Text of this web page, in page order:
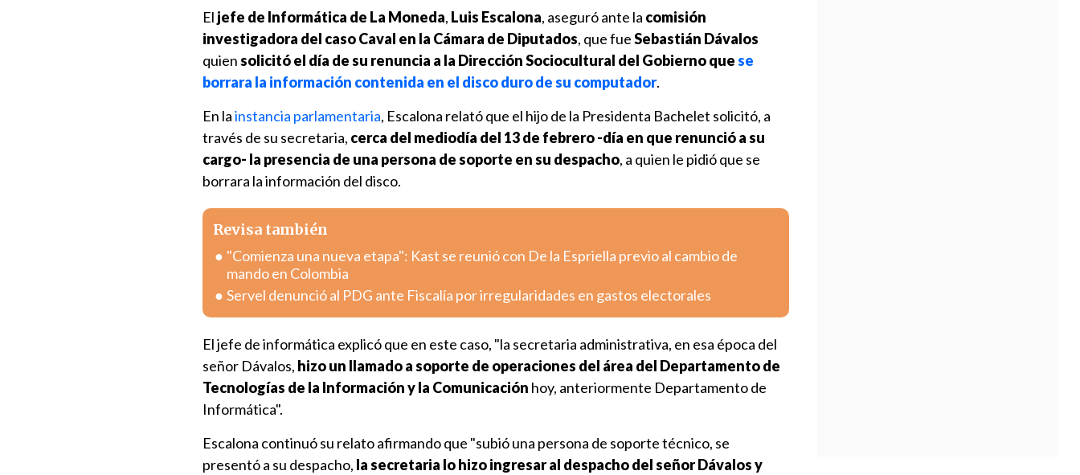
El jefe de Informática de La Moneda, Luis Escalona, aseguró ante la comisión
investigadora del caso Caval en la Cámara de Diputados, que fueSebastián Dávalos
quiensolicitó el día de su renuncia a la Dirección Sociocultural del Gobierno quese
borrara la información contenida en el disco duro de su computador.
En lainstancia parlamentaria, Escalona relató que el hijo de la Presidenta Bachelet solicitó, a
través de su secretaria, cerca del mediodía del 13 de febrero -día en que renunció a su
cargo- la presencia de una persona de soporte en su despacho, a quien le pidió que se
borrara la información del disco.
Revisa también
"Comienza una nueva etapa": Kast se reunió con De la Espriella previo al cambio de
mando en Colombia
Servel denunció al PDG ante Fiscalía por irregularidades en gastos electorales
El jefe de informática explicó que en este caso, "la secretaria administrativa, en esa época del
señor Dávalos, hizo un llamado a soporte de operaciones del área del Departamento de
Tecnologías de la Información y la Comunicación hoy, anteriormente Departamento de
Informática".
Escalona continuó su relato afirmando que "subió una persona de soporte técnico, se
presentó a su despacho, la secretaria lo hizo ingresar al despacho del señor Dávalos y